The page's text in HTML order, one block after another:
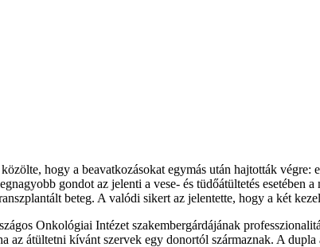
hogy a beavatkozásokat egymás után hajtották
gondot az jelenti a vese- és tüdőátültetés esetében
beteg. A valódi sikert az jelentette, hogy a két
Onkológiai Intézet szakembergárdájának
átültetni kívánt szervek egy donortól származnak. A